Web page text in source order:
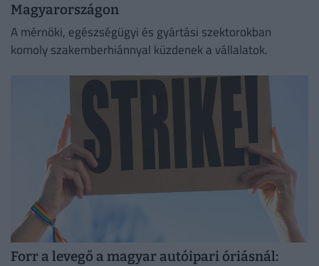
Magyarországon
A mérnöki, egészségügyi és gyártási szektorokban
komoly szakemberhiánnyal küzdenek a vállalatok.
Forr a levegő a magyar autóipari óriásnál: